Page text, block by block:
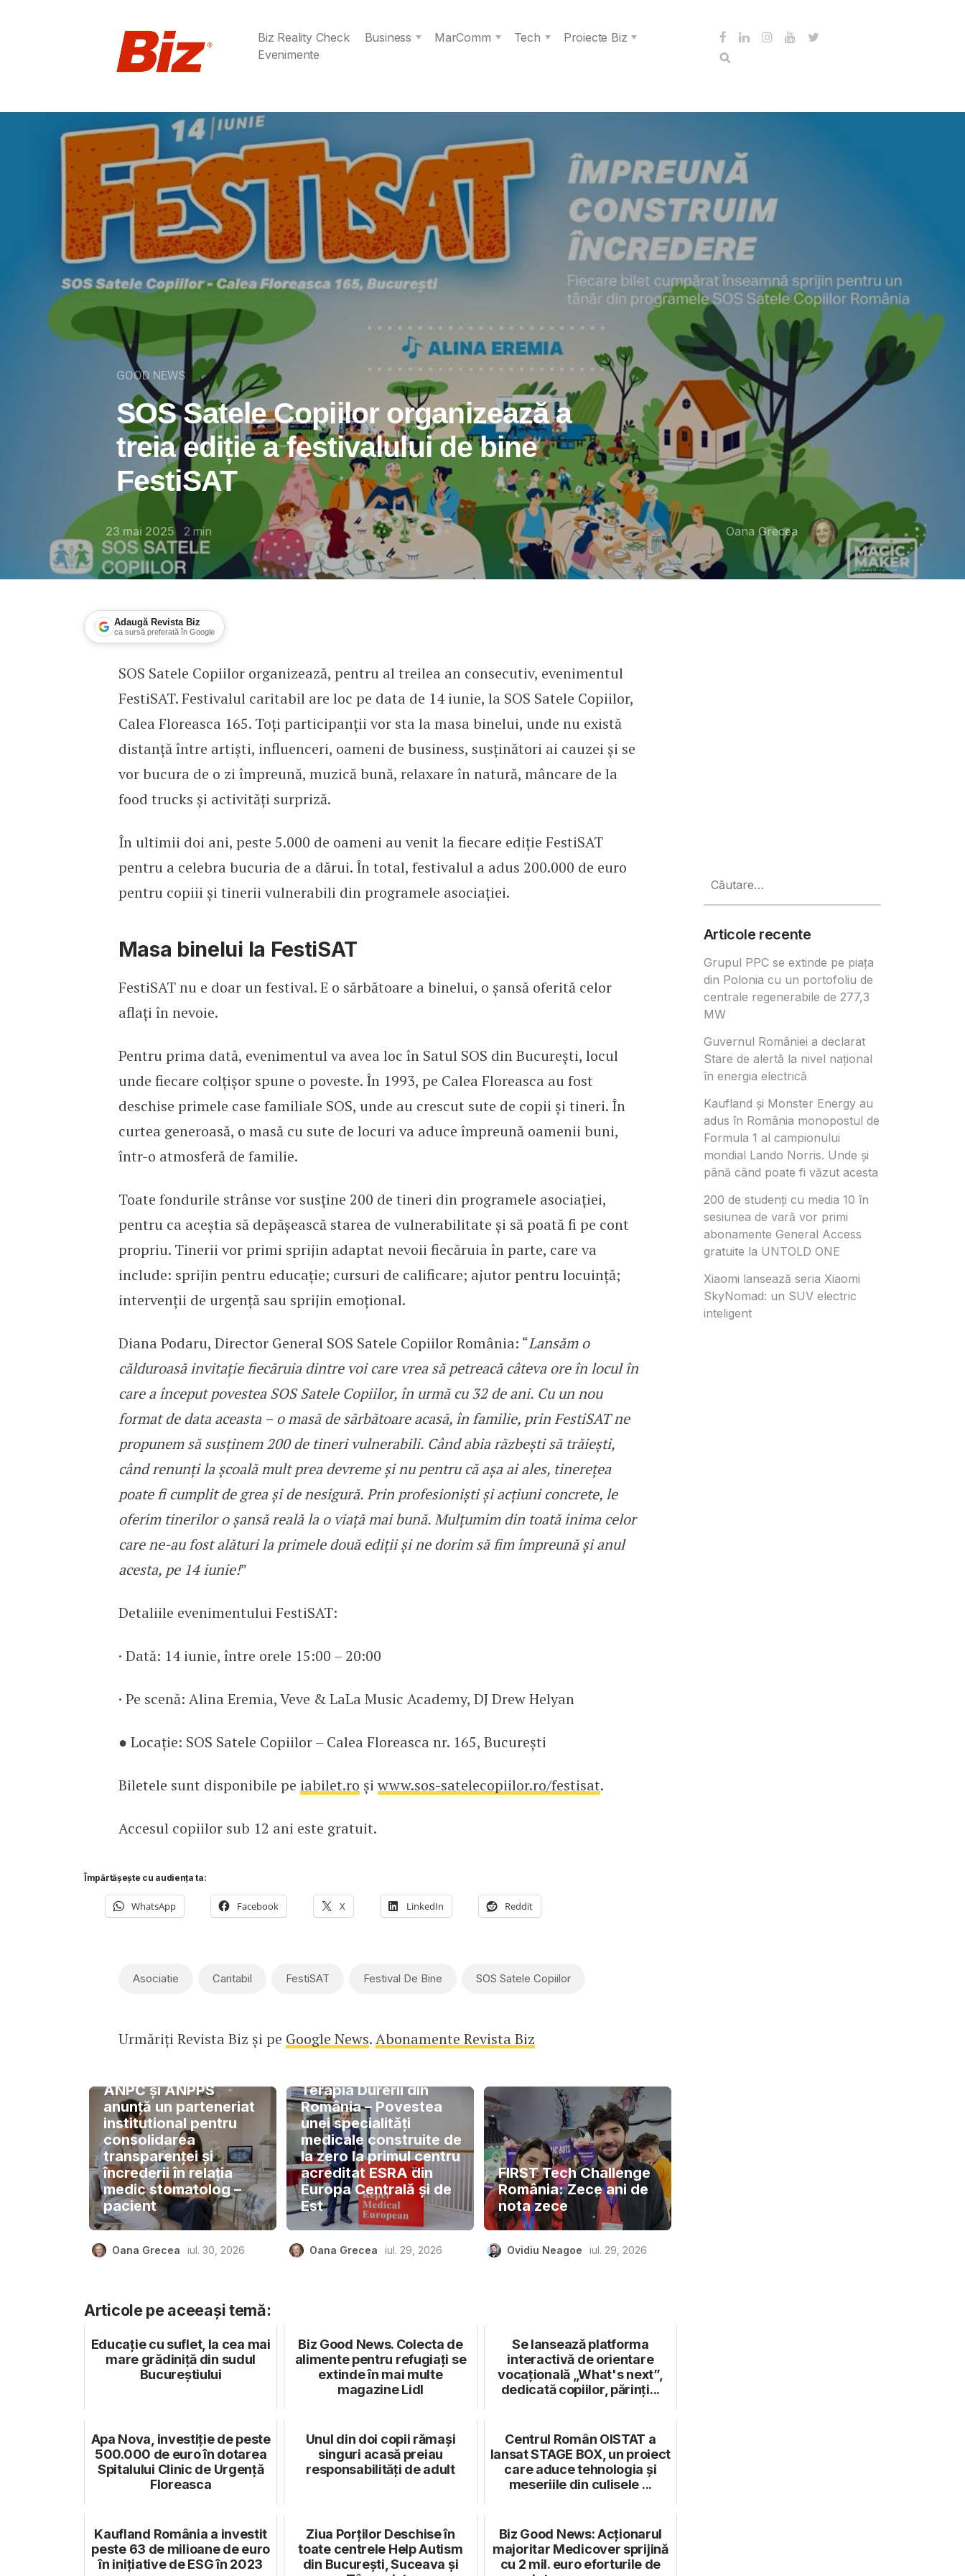
Biz Reality Check Business MarComm Tech
Proiecte Biz
Evenimente
GOOD NEWS
SOS Satele Copiilor organizează a
treia ediție a festivalului de bine
FestiSAT
23 mai 2025 2 min Oana Grecea
Adaugă Revista Biz
ca sursă preferată în Google
SOS Satele Copiilor organizează a treia ediție a festivalului de bine FestiSAT
SOS Satele Copiilor organizează, pentru al treilea an consecutiv, evenimentul
FestiSAT. Festivalul caritabil are loc pe data de 14 iunie, la SOS Satele Copiilor,
Calea Floreasca 165. Toți participanții vor sta la masa binelui, unde nu există
distanță între artiști, influenceri, oameni de business, susținători ai cauzei și se
vor bucura de o zi împreună, muzică bună, relaxare în natură, mâncare de la
food trucks și activități surpriză.
În ultimii doi ani, peste 5.000 de oameni au venit la fiecare ediție FestiSAT
pentru a celebra bucuria de a dărui. În total, festivalul a adus 200.000 de euro
pentru copiii și tinerii vulnerabili din programele asociației.
Masa binelui la FestiSAT
FestiSAT nu e doar un festival. E o sărbătoare a binelui, o șansă oferită celor
aflați în nevoie.
Pentru prima dată, evenimentul va avea loc în Satul SOS din București, locul
unde fiecare colțișor spune o poveste. În 1993, pe Calea Floreasca au fost
deschise primele case familiale SOS, unde au crescut sute de copii și tineri. În
curtea generoasă, o masă cu sute de locuri va aduce împreună oamenii buni,
într-o atmosferă de familie.
Toate fondurile strânse vor susține 200 de tineri din programele asociației,
pentru ca aceștia să depășească starea de vulnerabilitate și să poată fi pe cont
propriu. Tinerii vor primi sprijin adaptat nevoii fiecăruia în parte, care va
include: sprijin pentru educație; cursuri de calificare; ajutor pentru locuință;
intervenții de urgență sau sprijin emoțional.
Diana Podaru, Director General SOS Satele Copiilor România: “Lansăm o
călduroasă invitație fiecăruia dintre voi care vrea să petreacă câteva ore în locul în
care a început povestea SOS Satele Copiilor, în urmă cu 32 de ani. Cu un nou
format de data aceasta – o masă de sărbătoare acasă, în familie, prin FestiSAT ne
propunem să susținem 200 de tineri vulnerabili. Când abia răzbești să trăiești,
când renunți la școală mult prea devreme și nu pentru că așa ai ales, tinerețea
poate fi cumplit de grea și de nesigură. Prin profesioniști și acțiuni concrete, le
oferim tinerilor o șansă reală la o viață mai bună. Mulțumim din toată inima celor
care ne-au fost alături la primele două ediții și ne dorim să fim împreună și anul
acesta, pe 14 iunie!”
Detaliile evenimentului FestiSAT:
· Dată: 14 iunie, între orele 15:00 – 20:00
· Pe scenă: Alina Eremia, Veve & LaLa Music Academy, DJ Drew Helyan
● Locație: SOS Satele Copiilor – Calea Floreasca nr. 165, București
Biletele sunt disponibile pe iabilet.ro și www.sos-satelecopiilor.ro/festisat.
Accesul copiilor sub 12 ani este gratuit.
Împărtășește cu audiența ta:
WhatsApp Facebook X LinkedIn Reddit
Asociatie Caritabil FestiSAT Festival De Bine SOS Satele Copiilor
Urmăriți Revista Biz și pe Google News.Abonamente Revista Biz
ANPC și ANPPS
anunță un parteneriat
institutional pentru
consolidarea
transparenței și
încrederii în relația
medic stomatolog –
pacient
Oana Grecea iul. 30, 2026
Terapia Durerii din
România – Povestea
unei specialități
medicale construite de
la zero la primul centru
acreditat ESRA din
Europa Centrală și de
Est
Oana Grecea iul. 29, 2026
FIRST Tech Challenge
România: Zece ani de
nota zece
Ovidiu Neagoe iul. 29, 2026
Articole pe aceeași temă:
Educație cu suflet, la cea mai
mare grădiniță din sudul
Bucureștiului
Biz Good News. Colecta de
alimente pentru refugiați se
extinde în mai multe
magazine Lidl
Se lansează platforma
interactivă de orientare
vocațională „What's next”,
dedicată copiilor, părinți...
Apa Nova, investiție de peste
500.000 de euro în dotarea
Spitalului Clinic de Urgență
Floreasca
Unul din doi copii rămași
singuri acasă preiau
responsabilități de adult
Centrul Român OISTAT a
lansat STAGE BOX, un proiect
care aduce tehnologia și
meseriile din culisele ...
Kaufland România a investit
peste 63 de milioane de euro
în inițiative de ESG în 2023
Ziua Porților Deschise în
toate centrele Help Autism
din București, Suceava și
Biz Good News: Acționarul
majoritar Medicover sprijină
cu 2 mil. euro eforturile de
după:
Articole recente
Grupul PPC se extinde pe piața
din Polonia cu un portofoliu de
centrale regenerabile de 277,3
MW
Guvernul României a declarat
Stare de alertă la nivel național
în energia electrică
Kaufland și Monster Energy au
adus în România monopostul de
Formula 1 al campionului
mondial Lando Norris. Unde și
până când poate fi văzut acesta
200 de studenți cu media 10 în
sesiunea de vară vor primi
abonamente General Access
gratuite la UNTOLD ONE
Xiaomi lansează seria Xiaomi
SkyNomad: un SUV electric
inteligent